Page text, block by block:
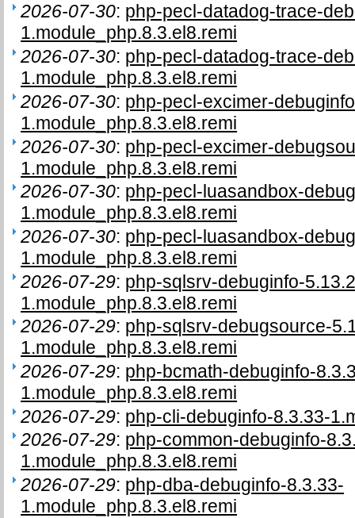
2026-07-30: php-pecl-datadog-trace-
1.module_php.8.3.el8.remi
2026-07-30: php-pecl-datadog-trace-
1.module_php.8.3.el8.remi
2026-07-30: php-pecl-excimer-
1.module_php.8.3.el8.remi
2026-07-30: php-pecl-excimer-
1.module_php.8.3.el8.remi
2026-07-30: php-pecl-luasandbox-
1.module_php.8.3.el8.remi
2026-07-30: php-pecl-luasandbox-
1.module_php.8.3.el8.remi
2026-07-29: php-sqlsrv-debuginfo-
1.module_php.8.3.el8.remi
2026-07-29: php-sqlsrv-debugsource-
1.module_php.8.3.el8.remi
2026-07-29: php-bcmath-debuginfo-
1.module_php.8.3.el8.remi
2026-07-29: php-cli-debuginfo-8.3.33-
2026-07-29: php-common-debuginfo-
1.module_php.8.3.el8.remi
2026-07-29: php-dba-debuginfo-8.3.33-
1.module_php.8.3.el8.remi